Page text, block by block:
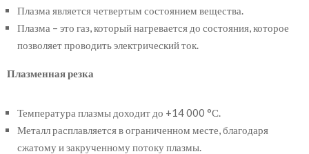
Плазма является четвертым состоянием вещества.
Плазма – это газ, который нагревается до состояния, которое
позволяет проводить электрический ток.
Плазменная резка
Температура плазмы доходит до +14 000 °С.
Металл расплавляется в ограниченном месте, благодаря
сжатому и закрученному потоку плазмы.